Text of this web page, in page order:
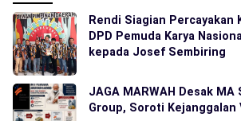
Rendi Siagian Percayakan
DPD Pemuda Karya
kepada Josef Sembiring
JAGA MARWAH Desak
Group, Soroti Kejanggalan